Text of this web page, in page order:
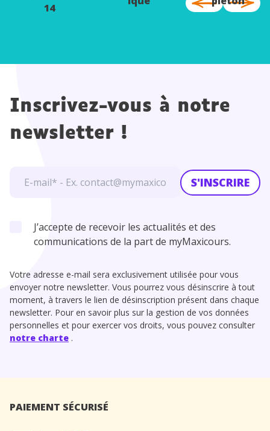
14
Inscrivez-vous à notre
newsletter !
S'INSCRIRE
J’accepte de recevoir les actualités et des
communications de la part de myMaxicours.
Votre adresse e-mail sera exclusivement utilisée pour vous
envoyer notre newsletter. Vous pourrez vous désinscrire à tout
moment, à travers le lien de désinscription présent dans chaque
newsletter. Pour en savoir plus sur la gestion de vos données
personnelles et pour exercer vos droits, vous pouvez consulter
notre charte .
PAIEMENT SÉCURISÉ